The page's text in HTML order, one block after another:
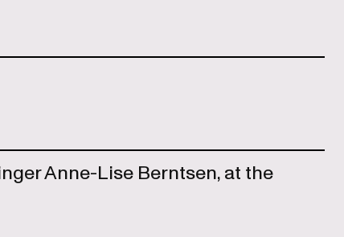
Anne-Lise Berntsen, at the